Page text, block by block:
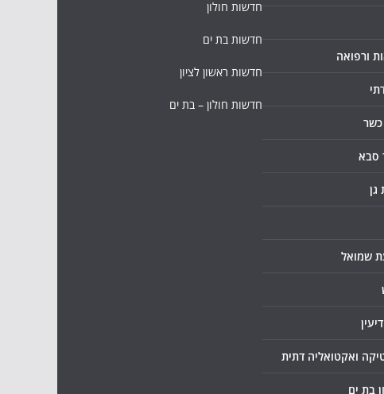
ורפואה
כשר
סבא
גן
שמואל
ואקטואליה דתית
בת ים
חדשות חולון
חדשות בת ים
חדשות ראשון לציון
חדשות חולון – בת ים